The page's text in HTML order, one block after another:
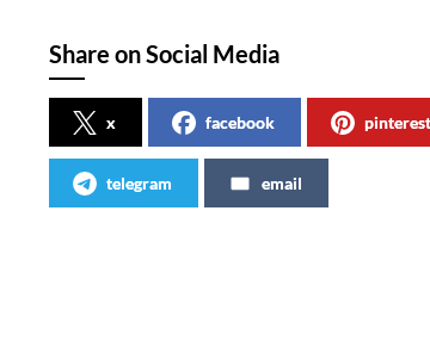
Share on Social Media
x facebook pinterest
telegram email